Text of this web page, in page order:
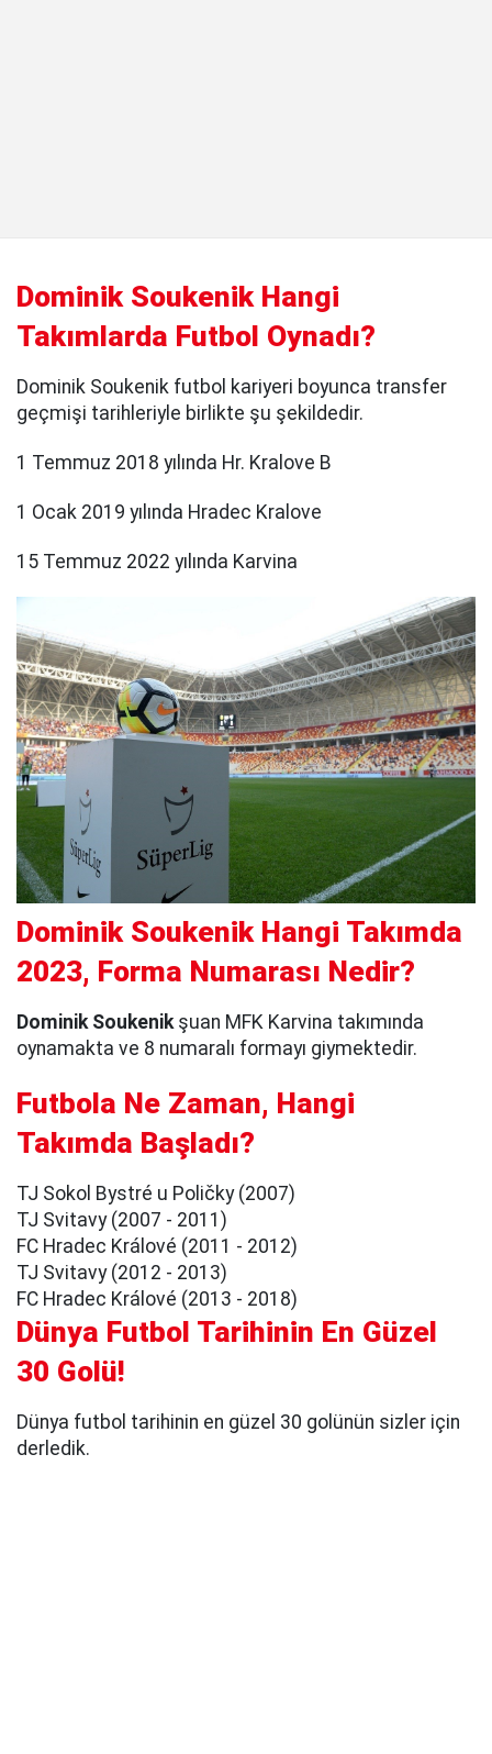
Dominik Soukenik Hangi
Takımlarda Futbol Oynadı?
Dominik Soukenik futbol kariyeri boyunca transfer
geçmişi tarihleriyle birlikte şu şekildedir.
1 Temmuz 2018 yılında Hr. Kralove B
1 Ocak 2019 yılında Hradec Kralove
15 Temmuz 2022 yılında Karvina
Dominik Soukenik Hangi Takımda
2023, Forma Numarası Nedir?
Dominik Soukenik şuan MFK Karvina takımında
oynamakta ve 8 numaralı formayı giymektedir.
Futbola Ne Zaman, Hangi
Takımda Başladı?
TJ Sokol Bystré u Poličky (2007)
TJ Svitavy (2007 - 2011)
FC Hradec Králové (2011 - 2012)
TJ Svitavy (2012 - 2013)
FC Hradec Králové (2013 - 2018)
Dünya Futbol Tarihinin En Güzel
30 Golü!
Dünya futbol tarihinin en güzel 30 golünün sizler için
derledik.